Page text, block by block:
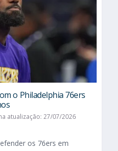
o Philadelphia 76ers
atualização: 27/07/2026
os 76ers em